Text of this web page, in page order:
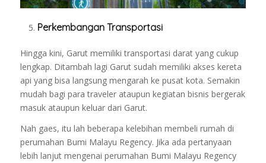
Perkembangan Transportasi
Hingga kini, Garut memiliki transportasi darat yang cukup
lengkap. Ditambah lagi Garut sudah memiliki akses kereta
api yang bisa langsung mengarah ke pusat kota. Semakin
mudah bagi para traveler ataupun kegiatan bisnis bergerak
masuk ataupun keluar dari Garut.
Nah gaes, itu lah beberapa kelebihan membeli rumah di
perumahan Bumi Malayu Regency. Jika ada pertanyaan
lebih lanjut mengenai perumahan Bumi Malayu Regency